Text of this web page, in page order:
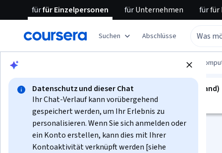
fürfür Einzelpersonen fürUnternehmen fürfür
Suchen Abschlüsse
Cloud
kurs ist nicht verfügbar in Deutsch (Deutschland)
Wir übersetzen es in weitere Sprachen.
Datenschutz und dieser Chat
Ihr Chat-Verlauf kann vorübergehend
gespeichert werden, um Ihr Erlebnis zu
personalisieren. Wenn Sie sich anmelden oder
ein Konto erstellen, kann dies mit Ihrer
Kontoaktivität verknüpft werden [siehe